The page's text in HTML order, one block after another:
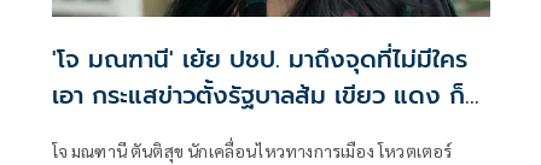
'โจ มณฑานี' เย้ย ปชป. มาถึงจุดที่ไม่มีใคร
เอา กระแสข่าวตั้งรัฐบาลส้ม เขียว แดง ก็
โจ มณฑานี ตันติสุข นักเคลื่อนไหวทางการเมือง โหวตเตอร์